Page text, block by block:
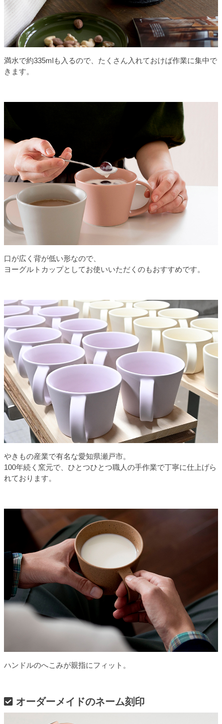
満水で約335mlも入るので、たくさん入れておけば作業に集中で
きます。
口が広く背が低い形なので、
ヨーグルトカップとしてお使いいただくのもおすすめです。
やきもの産業で有名な愛知県瀬戸市。
100年続く窯元で、ひとつひとつ職人の手作業で丁寧に仕上げら
れております。
ハンドルのへこみが親指にフィット。
オーダーメイドのネーム刻印